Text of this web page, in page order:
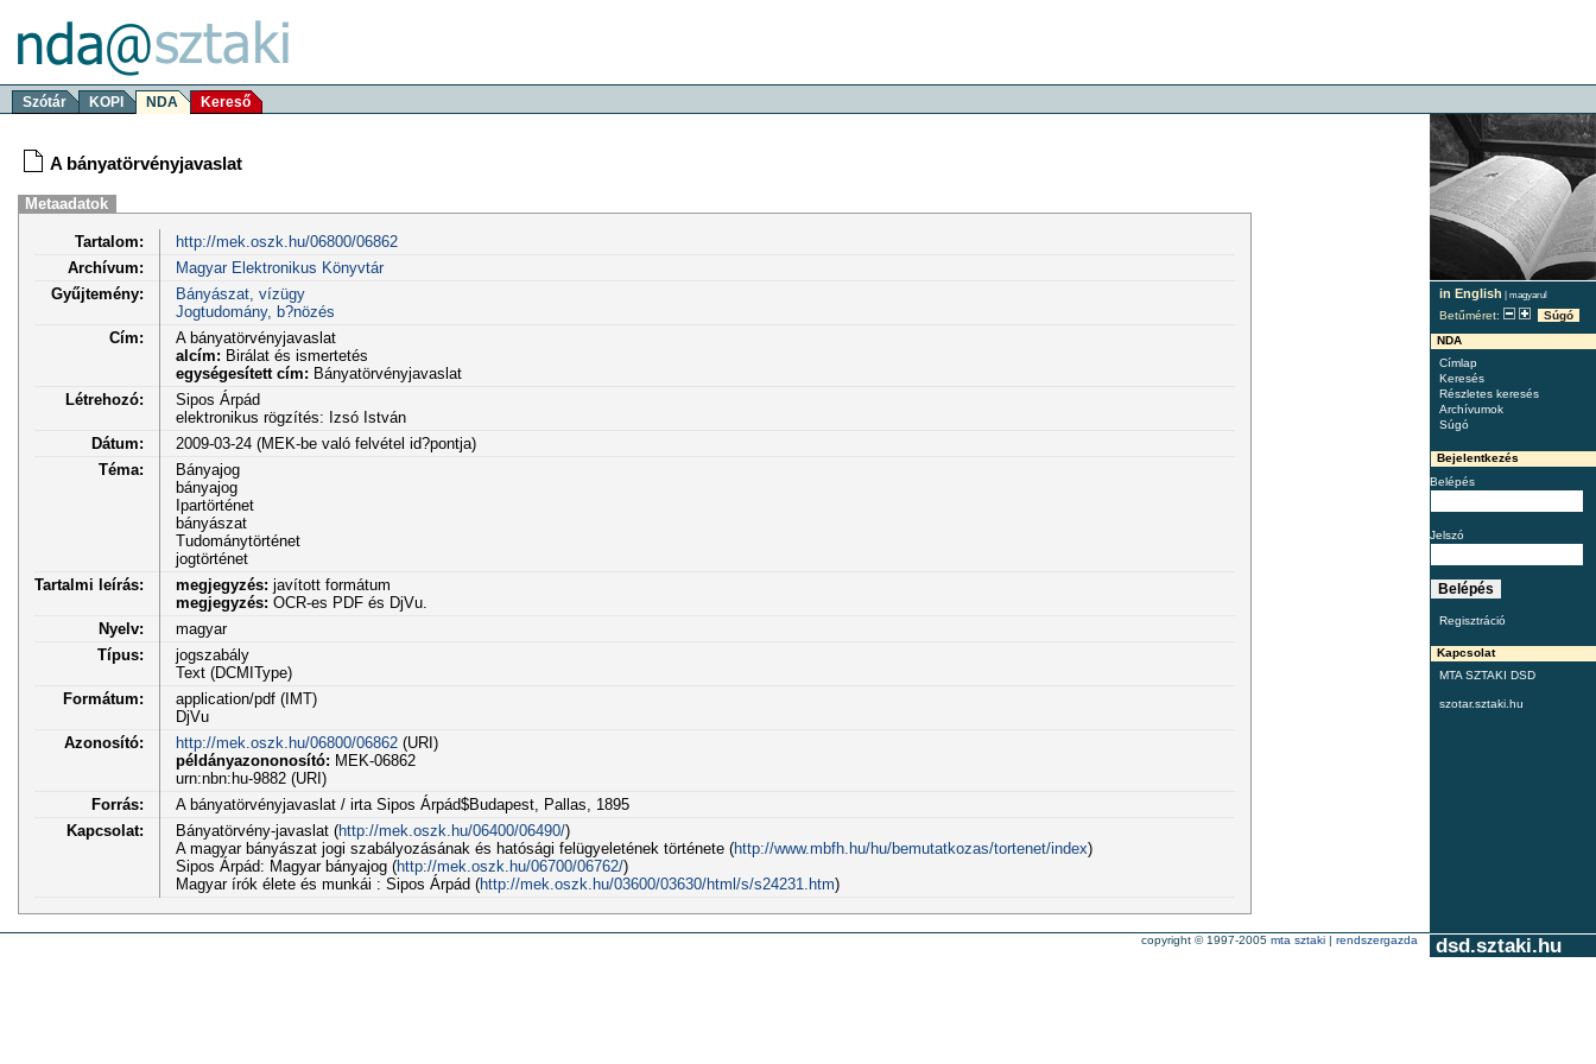
Szótár KOPI NDA Kereső
in English | magyarul
Betűméret:
Súgó
NDA
Címlap
Keresés
Részletes keresés
Archívumok
Súgó
Bejelentkezés
Belépés
Jelszó
Regisztráció
Kapcsolat
MTA SZTAKI DSD
szotar.sztaki.hu
A bányatörvényjavaslat
Metaadatok
Tartalom:
http://mek.oszk.hu/06800/06862
Archívum:
Magyar Elektronikus Könyvtár
Gyűjtemény:
Bányászat, vízügy
Jogtudomány, b?nözés
Cím:
A bányatörvényjavaslat
alcím: Birálat és ismertetés
egységesített cím: Bányatörvényjavaslat
Létrehozó:
Sipos Árpád
elektronikus rögzítés: Izsó István
Dátum:
2009-03-24 (MEK-be való felvétel id?pontja)
Téma:
Bányajog
bányajog
Ipartörténet
bányászat
Tudománytörténet
jogtörténet
Tartalmi leírás:
megjegyzés: javított formátum
megjegyzés: OCR-es PDF és DjVu.
Nyelv:
magyar
Típus:
jogszabály
Text (DCMIType)
Formátum:
application/pdf (IMT)
DjVu
Azonosító:
http://mek.oszk.hu/06800/06862(URI)
példányazononosító: MEK-06862
urn:nbn:hu-9882 (URI)
Forrás:
A bányatörvényjavaslat / irta Sipos Árpád$Budapest, Pallas, 1895
Kapcsolat:
Bányatörvény-javaslat (http://mek.oszk.hu/06400/06490/)
A magyar bányászat jogi szabályozásának és hatósági felügyeletének története (http://www.mbfh.hu/hu/bemutatkozas/tortenet/index)
Sipos Árpád: Magyar bányajog (http://mek.oszk.hu/06700/06762/)
Magyar írók élete és munkái : Sipos Árpád (http://mek.oszk.hu/03600/03630/html/s/s24231.htm)
dsd.sztaki.hu
copyright © 1997-2005 mta sztaki | rendszergazda